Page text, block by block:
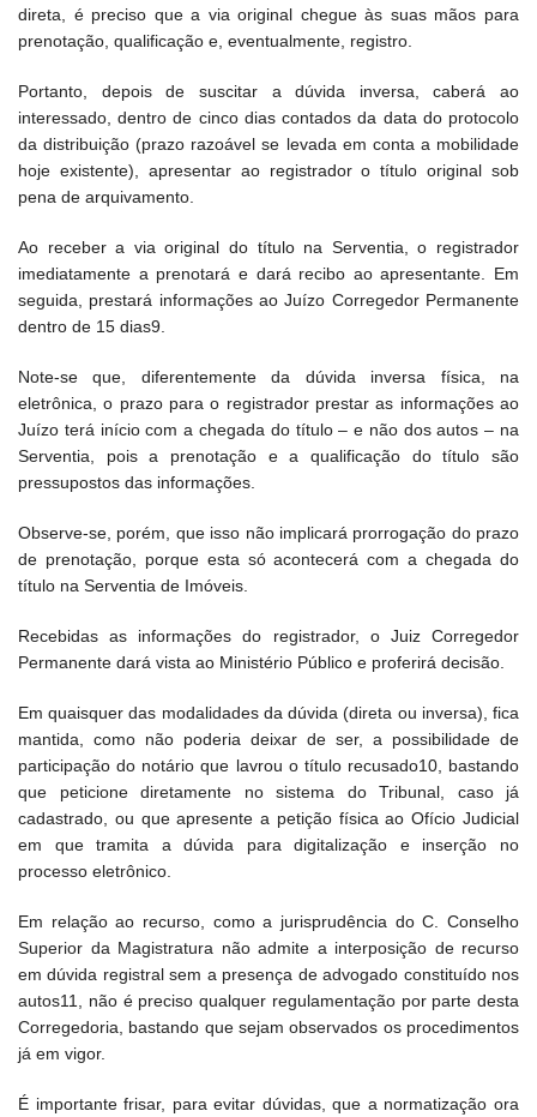
direta, é preciso que a via original chegue às suas mãos para
prenotação, qualificação e, eventualmente, registro.
Portanto, depois de suscitar a dúvida inversa, caberá ao
interessado, dentro de cinco dias contados da data do protocolo
da distribuição (prazo razoável se levada em conta a mobilidade
hoje existente), apresentar ao registrador o título original sob
pena de arquivamento.
Ao receber a via original do título na Serventia, o registrador
imediatamente a prenotará e dará recibo ao apresentante. Em
seguida, prestará informações ao Juízo Corregedor Permanente
dentro de 15 dias9.
Note-se que, diferentemente da dúvida inversa física, na
eletrônica, o prazo para o registrador prestar as informações ao
Juízo terá início com a chegada do título – e não dos autos – na
Serventia, pois a prenotação e a qualificação do título são
pressupostos das informações.
Observe-se, porém, que isso não implicará prorrogação do prazo
de prenotação, porque esta só acontecerá com a chegada do
título na Serventia de Imóveis.
Recebidas as informações do registrador, o Juiz Corregedor
Permanente dará vista ao Ministério Público e proferirá decisão.
Em quaisquer das modalidades da dúvida (direta ou inversa), fica
mantida, como não poderia deixar de ser, a possibilidade de
participação do notário que lavrou o título recusado10, bastando
que peticione diretamente no sistema do Tribunal, caso já
cadastrado, ou que apresente a petição física ao Ofício Judicial
em que tramita a dúvida para digitalização e inserção no
processo eletrônico.
Em relação ao recurso, como a jurisprudência do C. Conselho
Superior da Magistratura não admite a interposição de recurso
em dúvida registral sem a presença de advogado constituído nos
autos11, não é preciso qualquer regulamentação por parte desta
Corregedoria, bastando que sejam observados os procedimentos
já em vigor.
É importante frisar, para evitar dúvidas, que a normatização ora